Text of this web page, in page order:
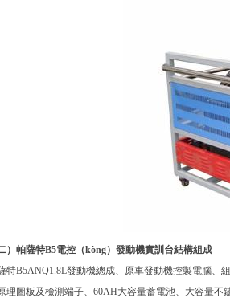
二）帕薩特B5電控（kòng）發動機實訓台結構組成
特B5ANQ1.8L發動機總成、原車發動機控製電腦、
理圖板及檢測端子、60AH大容量蓄電池、大容量不